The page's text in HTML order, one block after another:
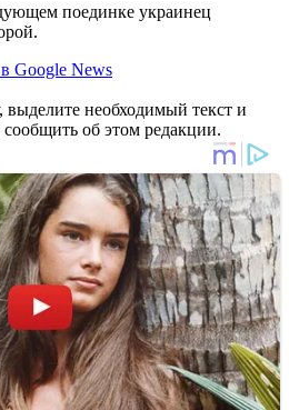
поединке украинец
Google News
необходимый текст и
об этом редакции.